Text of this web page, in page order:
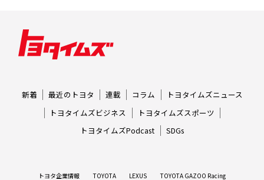
新着 最近のトヨタ 連載 コラム
トヨタイムズニュース
トヨタイムズビジネス
トヨタイムズスポーツ
トヨタイムズPodcast
SDGs
トヨタ企業情報 TOYOTA LEXUS TOYOTA GAZOO Racing